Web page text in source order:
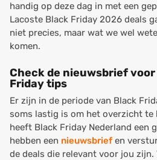
handig op deze dag in met een
Lacoste Black Friday 2026 deals
niet precies, maar wat we wel
komen.
Check de nieuwsbrief
Friday tips
Er zijn in de periode van Black
soms lastig is om het overzicht te
heeft Black Friday Nederland een
hebben een nieuwsbriefen
de deals die relevant voor jou